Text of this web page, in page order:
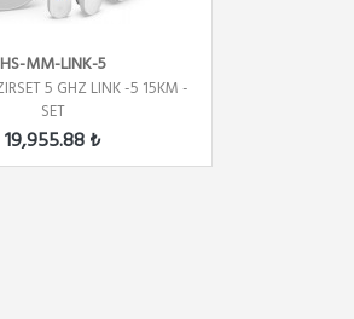
HS-MM-LINK-5
5 GHZ LINK -5 15KM -
SET
19,955.88 ₺